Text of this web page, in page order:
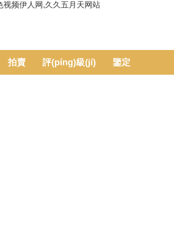
频伊人网,久久五月天网站
拍賣 評(píng)級(jí) 鑒定